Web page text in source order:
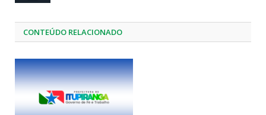
CONTEÚDO RELACIONADO